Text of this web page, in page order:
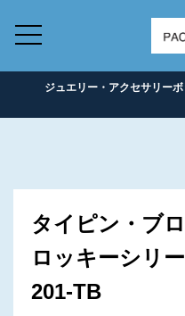
ジュエリー・アクセサリー
タイピン・ブ
ロッキーシリ
201-TB